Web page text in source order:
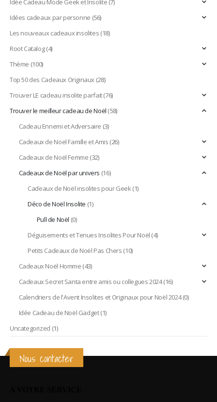
Idées cadeaux par personne (56)
Les nouveaux cadeaux insolites(18)
Root Catalog(4)
Thème (100)
Top 50 des Cadeaux Originaux (28)
Trouver LE cadeau insolite parfait(76)
Trouver le meilleur cadeau de Noël(58)
Cadeau Ennemi et Adversaire (3)
Cadeaux de Noel Famille et Amis(26)
Cadeaux de Noël Femme(32)
Cadeaux de Noël par univers (16)
Cadeaux de Noël insolites pour Geek(1)
Déco de Noël Insolite (1)
Pull de Noël (0)
Déguisements et Tenues Insolites Pour Noël(4)
Petits Cadeaux de Noël Pas Chers(10)
Cadeaux Noël Homme(43)
Cadeaux Secret Santa entre amis ou collegues 2024(16)
Calendriers de l'Avent Insolites et Originaux pour Noël 2024(0)
Idée Cadeau de Noël Gadget(1)
Uncategorized (1)
Nous contacter